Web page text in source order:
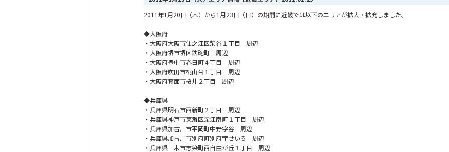
2011年1月20日（木）から1月23日（日）の期間に近畿では以下のエリアが拡大・拡充しました。
◆大阪府
・大阪府大阪市住之江区柴谷１丁目 周辺
・大阪府堺市堺区鉄砲町 周辺
・大阪府豊中市春日町４丁目 周辺
・大阪府吹田市桃山台１丁目 周辺
・大阪府箕面市桜井２丁目 周辺
◆兵庫県
・兵庫県明石市西新町２丁目 周辺
・兵庫県神戸市東灘区深江南町１丁目 周辺
・兵庫県加古川市平岡町中野字谷 周辺
・兵庫県加古川市別府町別府字せいろ 周辺
・兵庫県三木市志染町西自由が丘１丁目 周辺